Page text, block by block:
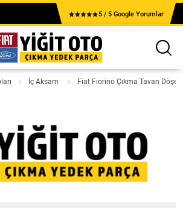
5 / 5 Google Yorumlar
İç Aksam Fiat Fiorino Çıkma Tavan